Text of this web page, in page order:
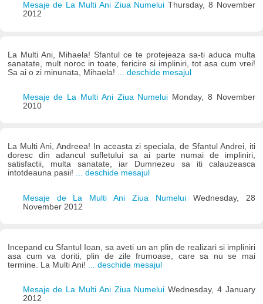
Mesaje de La Multi Ani Ziua NumeluiThursday, 8 November
2012
La Multi Ani, Mihaela! Sfantul ce te protejeaza sa-ti aduca multa
sanatate, mult noroc in toate, fericire si impliniri, tot asa cum vrei!
Sa ai o zi minunata, Mihaela!
... deschide mesajul
Mesaje de La Multi Ani Ziua Numelui Monday, 8 November
2010
La Multi Ani, Andreea! In aceasta zi speciala, de Sfantul Andrei, iti
doresc din adancul sufletului sa ai parte numai de impliniri,
satisfactii, multa sanatate, iar Dumnezeu sa iti calauzeasca
intotdeauna pasii! ... deschide mesajul
Mesaje de La Multi Ani Ziua Numelui Wednesday, 28
November 2012
Incepand cu Sfantul Ioan, sa aveti un an plin de realizari si impliniri
asa cum va doriti, plin de zile frumoase, care sa nu se mai
termine. La Multi Ani! ... deschide mesajul
Mesaje de La Multi Ani Ziua NumeluiWednesday, 4 January
2012